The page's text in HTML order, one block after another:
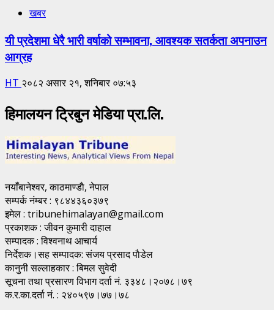
खबर
यी प्रदेशमा धेरै भारी वर्षाको सम्भावना, आवश्यक सतर्कता अपनाउन
आग्रह
HT २०८२ असार २१, शनिबार ०७:५३
हिमालयन ट्रिबुन मेडिया प्रा.लि.
नयाँबानेश्वर, काठमाण्डाै, नेपाल
सम्पर्क नंम्बर : ९८४४३६०३७९
इमेल : tribunehimalayan@gmail.com
प्रकाशक : जीवन कुमारी दाहाल
सम्पादक : विश्वनाथ आचार्य
निर्देशक।सह सम्पादक: संजय प्रसाद पाैडेल
कानुनी सल्लाहकार : बिमल सुवेदी
सूचना तथा प्रसारण विभाग दर्ता नं. ३३४८।२०७८।७९
क.र.का.दर्ता नं. : २४०५९७।७७।७८